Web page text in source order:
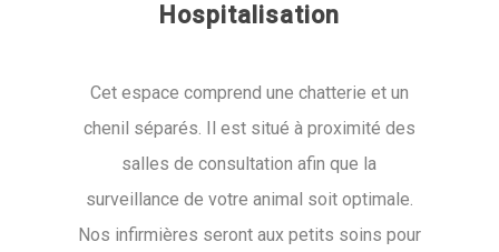
Hospitalisation
Cet espace comprend une chatterie et un
chenil séparés. Il est situé à proximité des
salles de consultation afin que la
surveillance de votre animal soit optimale.
Nos infirmières seront aux petits soins pour